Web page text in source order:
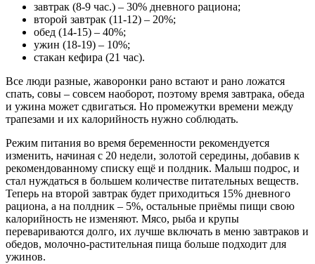
завтрак (8-9 час.) – 30% дневного рациона;
второй завтрак (11-12) – 20%;
обед (14-15) – 40%;
ужин (18-19) – 10%;
стакан кефира (21 час).
Все люди разные, жаворонки рано встают и рано ложатся
спать, совы – совсем наоборот, поэтому время завтрака, обеда
и ужина может сдвигаться. Но промежутки времени между
трапезами и их калорийность нужно соблюдать.
Режим питания во время беременности рекомендуется
изменить, начиная с 20 недели, золотой середины, добавив к
рекомендованному списку ещё и полдник. Малыш подрос, и
стал нуждаться в большем количестве питательных веществ.
Теперь на второй завтрак будет приходиться 15% дневного
рациона, а на полдник – 5%, остальные приёмы пищи свою
калорийность не изменяют. Мясо, рыба и крупы
перевариваются долго, их лучше включать в меню завтраков и
обедов, молочно-растительная пища больше подходит для
ужинов.